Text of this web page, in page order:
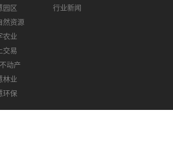
园区
然资源
农业
交易
动产
林业
环保
行业新闻